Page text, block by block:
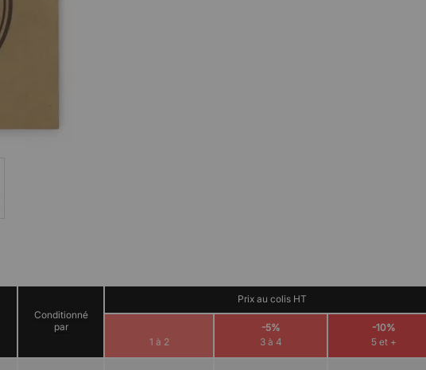
Conditionné
par
Prix au colis HT
1 à 2
-5%
3 à 4
-10%
5 et +